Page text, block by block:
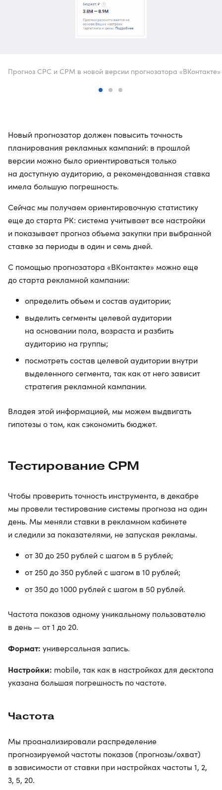
Прогноз СРС и СРМ в новой версии прогнозатора «ВКонтакте»
Новый прогнозатор должен повысить точность
планирования рекламных кампаний: в прошлой
версии можно было ориентироваться только
на доступную аудиторию, а рекомендованная ставка
имела большую погрешность.
Сейчас мы получаем ориентировочную статистику
еще до старта РК: система учитывает все настройки
и показывает прогноз объема закупки при выбранной
ставке за периоды в один и семь дней.
С помощью прогнозатора «ВКонтакте» можно еще
до старта рекламной кампании:
определить объем и состав аудитории;
выделить сегменты целевой аудитории
на основании пола, возраста и разбить
аудиторию на группы;
посмотреть состав целевой аудитории внутри
выделенного сегмента, так как от него зависит
стратегия рекламной кампании.
Владея этой информацией, мы можем выдвигать
гипотезы о том, как сэкономить бюджет.
Тестирование CPM
Чтобы проверить точность инструмента, в декабре
мы провели тестирование системы прогноза на один
день. Мы меняли ставки в рекламном кабинете
и следили за показателями, не запуская рекламы.
от 30 до 250 рублей с шагом в 5 рублей;
от 250 до 350 рублей с шагом в 10 рублей;
от 350 до 1000 рублей с шагом в 50 рублей.
Частота показов одному уникальному пользователю
в день — от 1 до 20.
Формат: универсальная запись.
Настройки: mobile, так как в настройках для десктопа
указана большая погрешность по частоте.
Частота
Мы проанализировали распределение
прогнозируемой частоты показов (прогнозы/охват)
в зависимости от ставки при настройках частоты 1, 2,
3, 5, 20.